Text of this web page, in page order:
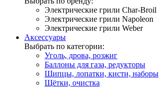
Электрические грили Char-Broil
Электрические грили Napoleon
Электрические грили Weber
Аксессуары
Выбрать по категории:
Уголь, дрова, розжиг
Баллоны для газа, редукторы
Щипцы, лопатки, кисти, наборы
Щётки, очистка